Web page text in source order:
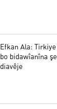
Efkan Ala:
bo bidawîanîna
diavêje